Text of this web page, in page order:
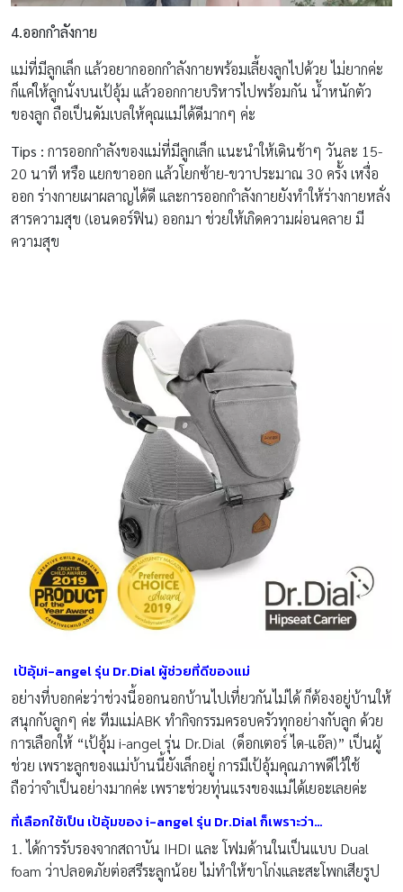
4.ออกกำลังกาย
แม่ที่มีลูกเล็ก แล้วอยากออกกำลังกายพร้อมเลี้ยงลูกไปด้วย ไม่ยากค่ะ
ก็แค่ให้ลูกนั่งบนเป้อุ้ม แล้วออกกายบริหารไปพร้อมกัน น้ำหนักตัว
ของลูก ถือเป็นดัมเบลให้คุณแม่ได้ดีมากๆ ค่ะ
Tips : การออกกำลังของแม่ที่มีลูกเล็ก แนะนำให้เดินช้าๆ วันละ 15-
20 นาที หรือ แยกขาออก แล้วโยกซ้าย-ขวาประมาณ 30 ครั้ง เหงื่อ
ออก ร่างกายเผาผลาญได้ดี และการออกกำลังกายยังทำให้ร่างกายหลั่ง
สารความสุข (เอนดอร์ฟิน) ออกมา ช่วยให้เกิดความผ่อนคลาย มี
ความสุข
เป้อุ้มi-angel รุ่น Dr.Dial ผู้ช่วยที่ดีของแม่
อย่างที่บอกค่ะว่าช่วงนี้ออกนอกบ้านไปเที่ยวกันไม่ได้ ก็ต้องอยู่บ้านให้
สนุกกับลูกๆ ค่ะ ทีมแม่ABK ทำกิจกรรมครอบครัวทุกอย่างกับลูก ด้วย
การเลือกให้ “เป้อุ้ม i-angel รุ่น Dr.Dial (ด็อกเตอร์ ได-แอ๊ล)” เป็นผู้
ช่วย เพราะลูกของแม่บ้านนี้ยังเล็กอยู่ การมีเป้อุ้มคุณภาพดีไว้ใช้
ถือว่าจำเป็นอย่างมากค่ะ เพราะช่วยทุ่นแรงของแม่ได้เยอะเลยค่ะ
ที่เลือกใช้เป็น เป้อุ้มของi-angel รุ่น Dr.Dial ก็เพราะว่า…
1. ได้การรับรองจากสถาบัน IHDI และ โฟมด้านในเป็นแบบ Dual
foam ว่าปลอดภัยต่อสรีระลูกน้อย ไม่ทำให้ขาโก่งและสะโพกเสียรูป